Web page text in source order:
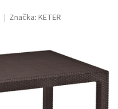
Značka: KETER